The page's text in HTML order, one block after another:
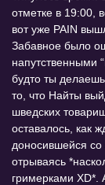
отметке в 19:00,
вот уже PAIN
Забавное было
напутственными
будто ты
то, что Найты
шведских
оставалось, как
доносившейся
отрываясь
гримерками XD*.